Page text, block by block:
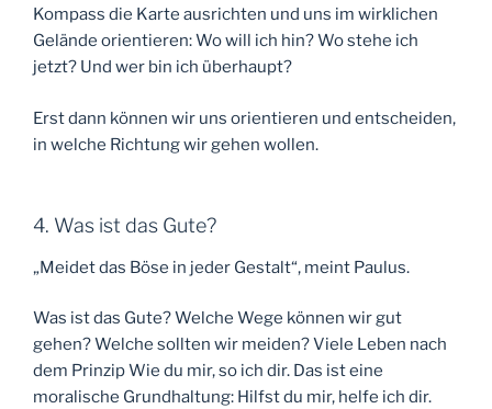
Kompass die Karte ausrichten und uns im wirklichen
Gelände orientieren: Wo will ich hin? Wo stehe ich
jetzt? Und wer bin ich überhaupt?
Erst dann können wir uns orientieren und entscheiden,
in welche Richtung wir gehen wollen.
4. Was ist das Gute?
„Meidet das Böse in jeder Gestalt“, meint Paulus.
Was ist das Gute? Welche Wege können wir gut
gehen? Welche sollten wir meiden? Viele Leben nach
dem Prinzip Wie du mir, so ich dir. Das ist eine
moralische Grundhaltung: Hilfst du mir, helfe ich dir.